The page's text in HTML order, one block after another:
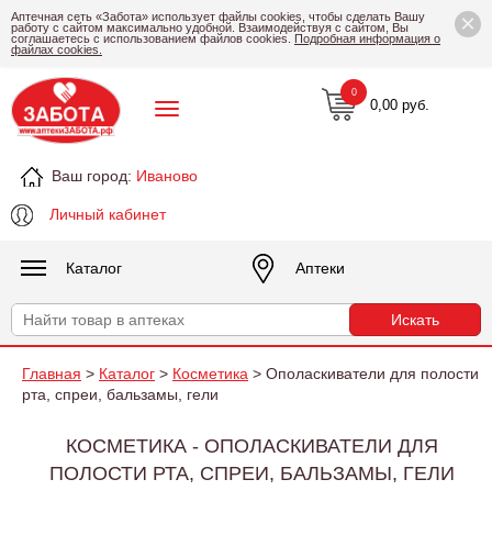
×
Аптечная сеть «Забота» использует файлы cookies, чтобы сделать Вашу
работу с сайтом максимально удобной. Взаимодействуя с сайтом, Вы
соглашаетесь с использованием файлов cookies. Подробная информация о
файлах cookies.
Ваш город: Иваново
Личный кабинет
0,00 руб.
0
Каталог Аптеки
Главная > Каталог > Косметика > Ополаскиватели для полости
рта, спреи, бальзамы, гели
КОСМЕТИКА - ОПОЛАСКИВАТЕЛИ ДЛЯ
ПОЛОСТИ РТА, СПРЕИ, БАЛЬЗАМЫ, ГЕЛИ